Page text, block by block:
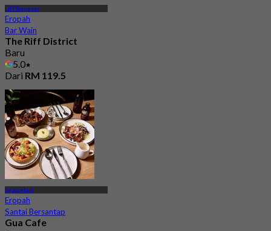
LRT Bangsar
Eropah
Bar Wain
The Riff District
Baru
5.0
Dari RM 119.5
Segambut
Eropah
Santai Bersantap
Gua Cafe